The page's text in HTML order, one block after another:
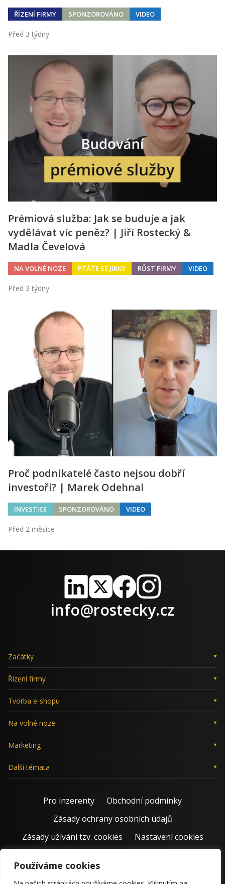
Používáme cookies
ŘÍZENÍ FIRMY SPONZOROVÁNO VIDEO
Před 3 týdny
Prémiová služba: Jak se buduje a jak
vydělávat víc peněz? | Jiří Rostecký &
Madla Čevelová
NA VOLNÉ NOZE PTÁTE SE JIRKY RŮST FIRMY VIDEO
Před 3 týdny
Proč podnikatelé často nejsou dobří
investoři? | Marek Odehnal
INVESTICE SPONZOROVÁNO VIDEO
Před 2 měsíce
LinkedIn
X FacebookInstagram
info@rostecky.cz
Začátky
Řízení firmy
Tvorba e-shopu
Na volné noze
Marketing
Další témata
Pro inzerenty
Obchodní podmínky
Zásady ochrany osobních údajů
Zásady užívání tzv. cookies
Nastavení cookies